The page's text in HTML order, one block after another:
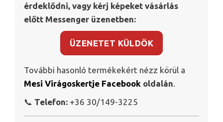
érdeklődni, vagy kérj képeket vásárlás
előtt Messenger üzenetben:
ÜZENETET KÜLDÖK
További hasonló termékekért nézz körül a
Mesi Virágoskertje Facebook oldalán.
📞 Telefon: +36 30/149-3225